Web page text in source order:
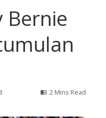
Bernie
2 Mins Read